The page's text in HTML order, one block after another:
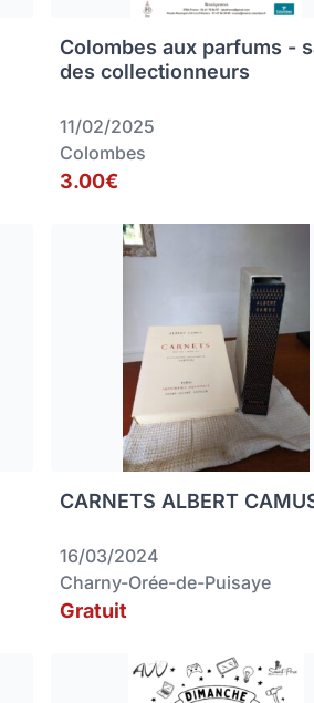
Colombes aux parfums -
des collectionneurs
11/02/2025
Colombes
3.00€
CARNETS ALBERT
16/03/2024
Charny-Orée-de-Puisaye
Gratuit